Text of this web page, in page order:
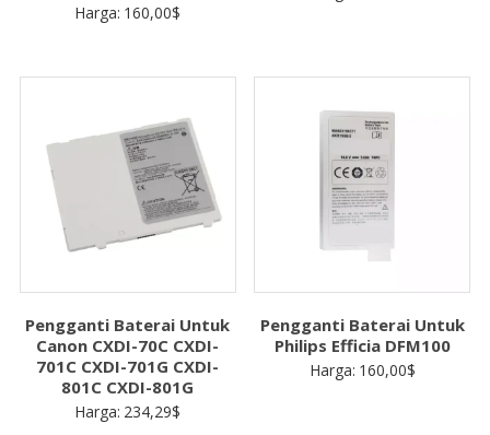
Harga: 160,00$
Pengganti Baterai Untuk
Canon CXDI-70C CXDI-
701C CXDI-701G CXDI-
801C CXDI-801G
Harga: 234,29$
Pengganti Baterai Untuk
Philips Efficia DFM100
Harga: 160,00$